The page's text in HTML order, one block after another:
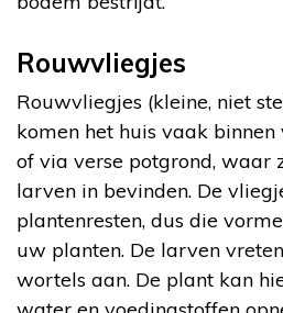
Rouwvliegjes
Rouwvliegjes (kleine, niet
komen het huis vaak
of via verse potgrond, waar
larven in bevinden. De
plantenresten, dus die
uw planten. De larven
wortels aan. De plant kan